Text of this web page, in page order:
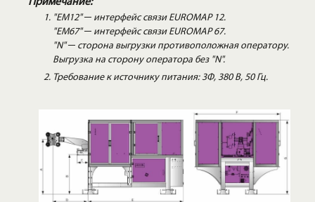
"EM12" ─ интерфейс связи EUROMAP 12.
"EM67" ─ интерфейс связи EUROMAP 67.
"N" ─ сторона выгрузки противоположная оператору.
Выгрузка на сторону оператора без "N".
Требование к источнику питания: 3Ф, 380 В, 50 Гц.